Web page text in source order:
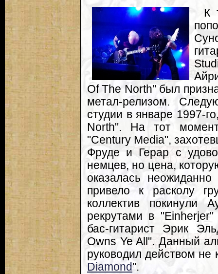
К
Of The North" был
метал-релизом.
студии в январе 1997-
North". На тот
"Century Media",
Фруде и Герар с
немцев, но цена,
оказалась
привело к расколу
коллектив
рекрутами в
бас-гитарист Эрик
Owns Ye All". Данный
руководил действом не
Diamond".